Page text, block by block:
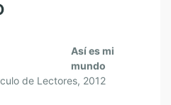
Así es mi
mundo
de Lectores, 2012